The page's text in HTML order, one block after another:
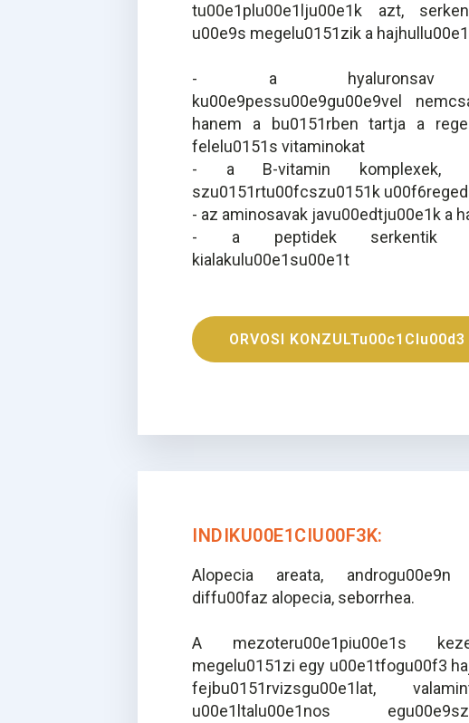
tu00e1plu00e1lju00e1k azt,
u00e9s megelu0151zik a
- a hyaluronsav
ku00e9pessu00e9gu00e9vel
hanem a bu0151rben tartja a
felelu0151s vitaminokat
- a B-vitamin komplexek,
szu0151rtu00fcszu0151k
- az aminosavak javu00edtju00e1k a
- a peptidek serkentik a
kialakulu00e1su00e1t
ORVOSI KONZULTu00c1CIu00d3
INDIKU00E1CIU00F3K:
Alopecia areata, androgu00e9n
diffu00faz alopecia, seborrhea.
A mezoteru00e1piu00e1s
megelu0151zi egy u00e1tfogu00f3
fejbu0151rvizsgu00e1lat,
u00e1ltalu00e1nos